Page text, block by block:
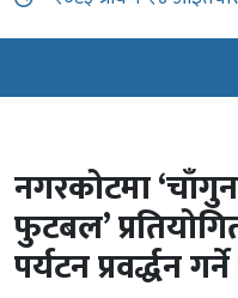
नगरकोटमा
फुटबल’
पर्यटन प्रवर्द्धन